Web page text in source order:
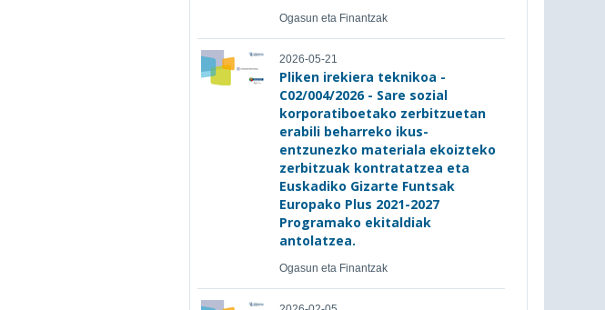
Ogasun eta Finantzak
2026-05-21
Pliken irekiera teknikoa -
C02/004/2026 - Sare sozial
korporatiboetako zerbitzuetan
erabili beharreko ikus-
entzunezko materiala ekoizteko
zerbitzuak kontratatzea eta
Euskadiko Gizarte Funtsak
Europako Plus 2021-2027
Programako ekitaldiak
antolatzea.
Ogasun eta Finantzak